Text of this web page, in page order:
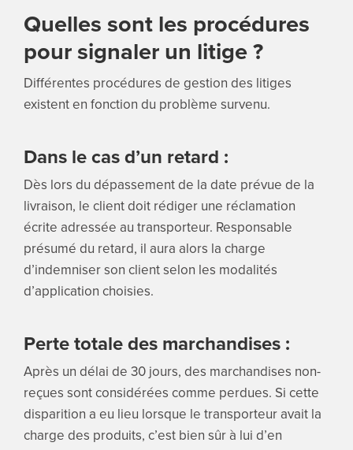
Quelles sont les procédures
pour signaler un litige ?
Différentes procédures de gestion des litiges
existent en fonction du problème survenu.
Dans le cas d’un retard :
Dès lors du dépassement de la date prévue de la
livraison, le client doit rédiger une réclamation
écrite adressée au transporteur. Responsable
présumé du retard, il aura alors la charge
d’indemniser son client selon les modalités
d’application choisies.
Perte totale des marchandises :
Après un délai de 30 jours, des marchandises non-
reçues sont considérées comme perdues. Si cette
disparition a eu lieu lorsque le transporteur avait la
charge des produits, c’est bien sûr à lui d’en